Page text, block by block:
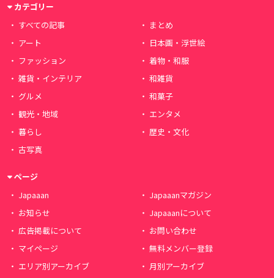
カテゴリー
すべての記事
まとめ
アート
日本画・浮世絵
ファッション
着物・和服
雑貨・インテリア
和雑貨
グルメ
和菓子
観光・地域
エンタメ
暮らし
歴史・文化
古写真
ページ
Japaaan
Japaaanマガジン
お知らせ
Japaaanについて
広告掲載について
お問い合わせ
マイページ
無料メンバー登録
エリア別アーカイブ
月別アーカイブ